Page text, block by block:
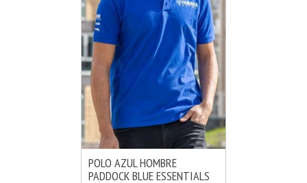
AÑADIR MÁS INFO
POLO AZUL HOMBRE
PADDOCK BLUE ESSENTIALS